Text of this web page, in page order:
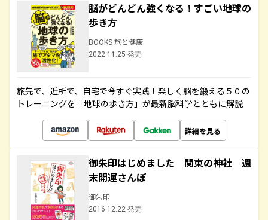
脳がどんどん強くなる！すごい地球の
歩き方
BOOKS 旅と健康
2022.11.25 発売
旅先で、近所で、自宅で今すぐ実践！楽しく脳を鍛える５０の
トレーニングを「地球の歩き方」が最新脳科学とともに解説
詳細を見る
御朱印はじめました 関東の神社 週
末開運さんぽ
御朱印
2016.12.22 発売